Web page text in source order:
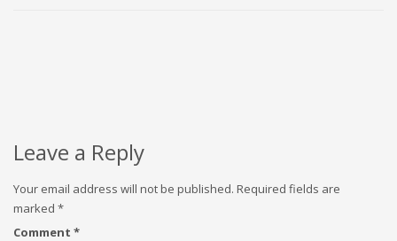
Leave a Reply
Your email address will not be published. Required fields are
marked *
Comment *